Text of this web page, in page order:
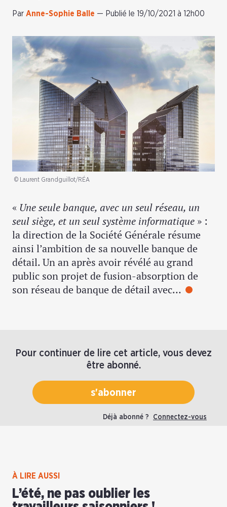
Par Anne-Sophie Balle — Publié le 19/10/2021 à 12h00
© Laurent Grandguillot/RÉA
« Une seule banque, avec un seul réseau, un
seul siège, et un seul système informatique » :
la direction de la Société Générale résume
ainsi l’ambition de sa nouvelle banque de
détail. Un an après avoir révélé au grand
public son projet de fusion-absorption de
son réseau de banque de détail avec…
Pour continuer de lire cet article, vous devez
être abonné.
s'abonner
Déjà abonné ? Connectez-vous
À LIRE AUSSI
L’été, ne pas oublier les